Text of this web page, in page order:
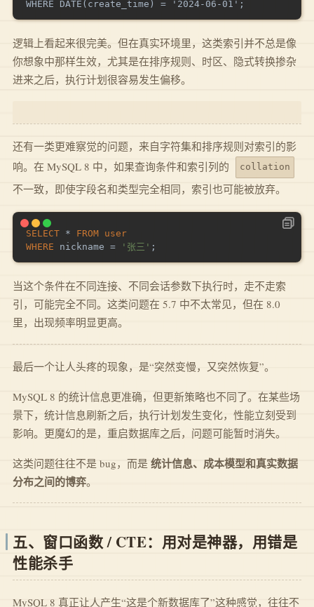
逻辑上看起来很完美。但在真实环境里，这类索引并不总是像
你想象中那样生效，尤其是在排序规则、时区、隐式转换掺杂
进来之后，执行计划很容易发生偏移。
还有一类更难察觉的问题，来自字符集和排序规则对索引的影
响。在 MySQL 8 中，如果查询条件和索引列的
collation
不一致，即使字段名和类型完全相同，索引也可能被放弃。
SELECT * FROM user
WHERE nickname = '张三' ;
当这个条件在不同连接、不同会话参数下执行时，走不走索
引，可能完全不同。这类问题在 5.7 中不太常见，但在 8.0
里，出现频率明显更高。
最后一个让人头疼的现象，是“突然变慢，又突然恢复”。
MySQL 8 的统计信息更准确，但更新策略也不同了。在某些场
景下，统计信息刷新之后，执行计划发生变化，性能立刻受到
影响。更魔幻的是，重启数据库之后，问题可能暂时消失。
这类问题往往不是 bug，而是 统计信息、成本模型和真实数据
分布之间的博弈。
五、窗口函数 / CTE：用对是神器，用错是
性能杀手
MySQL 8 真正让人产生“这是个新数据库了”这种感觉，往往不